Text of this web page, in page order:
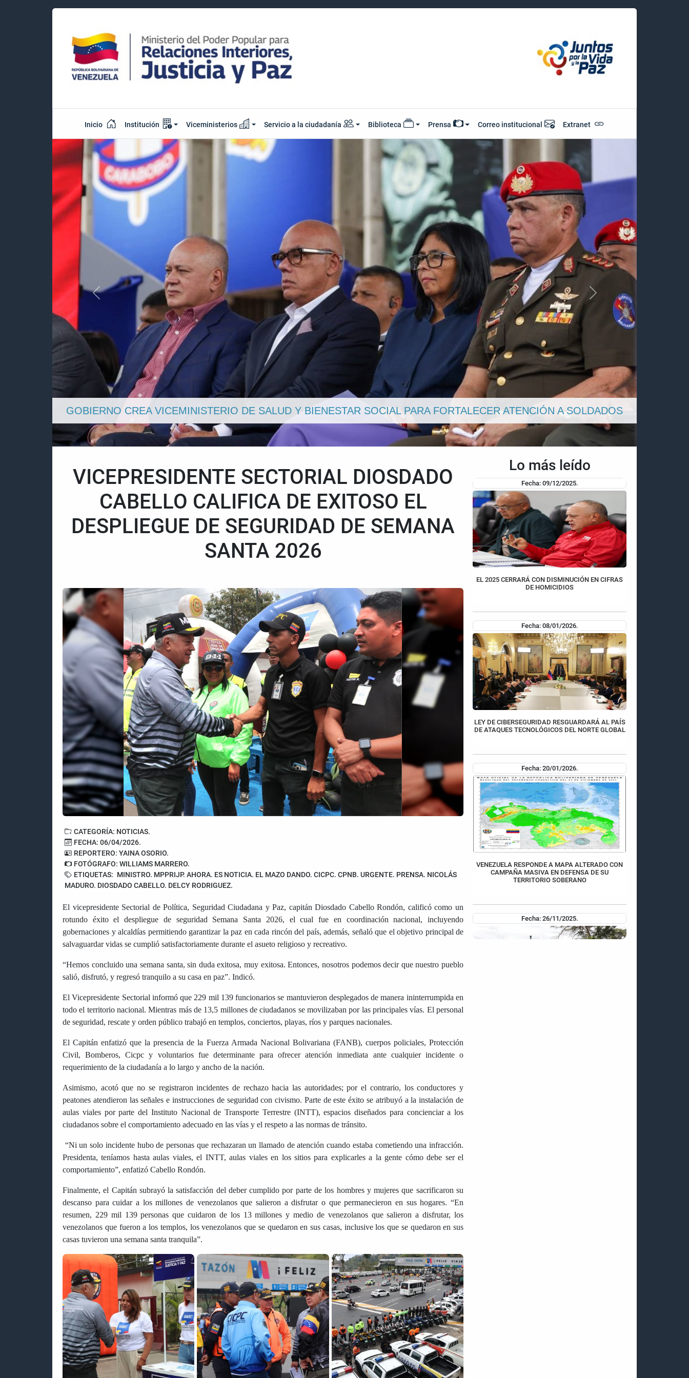
Inicio Institución Viceministerios Servicio a la ciudadanía Biblioteca Prensa Correo institucional Extranet
DIOSDADO CABELLO DESTACA AVANCES DE LA GRAN CONSULTA NACIONAL SOBRE LA REFORMA DEL SISTEMA
DE JUSTICIA PENAL
Anterior Siguiente
VICEPRESIDENTE SECTORIAL DIOSDADO
CABELLO CALIFICA DE EXITOSO EL
DESPLIEGUE DE SEGURIDAD DE SEMANA
SANTA 2026
CATEGORÍA: NOTICIAS.
FECHA: 06/04/2026.
REPORTERO: YAINA OSORIO.
FOTÓGRAFO: WILLIAMS MARRERO.
ETIQUETAS: MINISTRO. MPPRIJP. AHORA. ES NOTICIA. EL MAZO DANDO. CICPC. CPNB. URGENTE. PRENSA. NICOLÁS
MADURO. DIOSDADO CABELLO. DELCY RODRIGUEZ.
El vicepresidente Sectorial de Política, Seguridad Ciudadana y Paz, capitán Diosdado Cabello Rondón, calificó como un
rotundo éxito el despliegue de seguridad Semana Santa 2026, el cual fue en coordinación nacional, incluyendo
gobernaciones y alcaldías permitiendo garantizar la paz en cada rincón del país, además, señaló que el objetivo principal de
salvaguardar vidas se cumplió satisfactoriamente durante el asueto religioso y recreativo.
“Hemos concluido una semana santa, sin duda exitosa, muy exitosa. Entonces, nosotros podemos decir que nuestro pueblo
salió, disfrutó, y regresó tranquilo a su casa en paz”. Indicó.
El Vicepresidente Sectorial informó que 229 mil 139 funcionarios se mantuvieron desplegados de manera ininterrumpida en
todo el territorio nacional. Mientras más de 13,5 millones de ciudadanos se movilizaban por las principales vías. El personal
de seguridad, rescate y orden público trabajó en templos, conciertos, playas, ríos y parques nacionales.
El Capitán enfatizó que la presencia de la Fuerza Armada Nacional Bolivariana (FANB), cuerpos policiales, Protección
Civil, Bomberos, Cicpc y voluntarios fue determinante para ofrecer atención inmediata ante cualquier incidente o
requerimiento de la ciudadanía a lo largo y ancho de la nación.
Asimismo, acotó que no se registraron incidentes de rechazo hacia las autoridades; por el contrario, los conductores y
peatones atendieron las señales e instrucciones de seguridad con civismo. Parte de este éxito se atribuyó a la instalación de
aulas viales por parte del Instituto Nacional de Transporte Terrestre (INTT), espacios diseñados para concienciar a los
ciudadanos sobre el comportamiento adecuado en las vías y el respeto a las normas de tránsito.
“Ni un solo incidente hubo de personas que rechazaran un llamado de atención cuando estaba cometiendo una infracción.
Presidenta, teníamos hasta aulas viales, el INTT, aulas viales en los sitios para explicarles a la gente cómo debe ser el
comportamiento”, enfatizó Cabello Rondón.
Finalmente, el Capitán subrayó la satisfacción del deber cumplido por parte de los hombres y mujeres que sacrificaron su
descanso para cuidar a los millones de venezolanos que salieron a disfrutar o que permanecieron en sus hogares. “En
resumen, 229 mil 139 personas que cuidaron de los 13 millones y medio de venezolanos que salieron a disfrutar, los
venezolanos que fueron a los templos, los venezolanos que se quedaron en sus casas, inclusive los que se quedaron en sus
casas tuvieron una semana santa tranquila”.
Lo más leído
Fecha: 09/12/2025.
EL 2025 CERRARÁ CON DISMINUCIÓN EN CIFRAS
DE HOMICIDIOS
Fecha: 08/01/2026.
LEY DE CIBERSEGURIDAD RESGUARDARÁ AL PAÍS
DE ATAQUES TECNOLÓGICOS DEL NORTE GLOBAL
Fecha: 20/01/2026.
VENEZUELA RESPONDE A MAPA ALTERADO CON
CAMPAÑA MASIVA EN DEFENSA DE SU
TERRITORIO SOBERANO
Fecha: 26/11/2025.